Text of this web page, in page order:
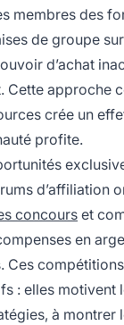
membres des
de groupe
d’achat
Cette approche
crée un
profite.
d’affiliation
concours et
en
Ces
: elles motivent
à montrer